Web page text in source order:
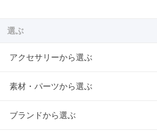
選ぶ
アクセサリーから選ぶ
素材・パーツから選ぶ
ブランドから選ぶ